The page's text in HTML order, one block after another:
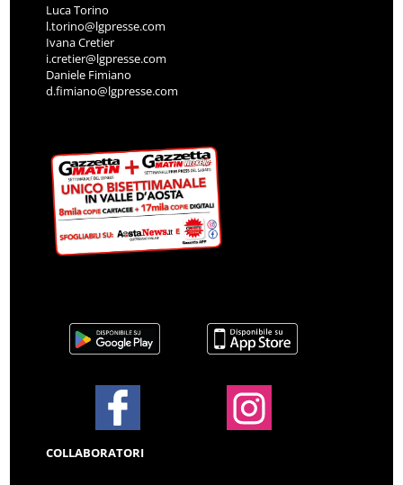
Luca Torino
l.torino@lgpresse.com
Ivana Cretier
i.cretier@lgpresse.com
Daniele Fimiano
d.fimiano@lgpresse.com
COLLABORATORI